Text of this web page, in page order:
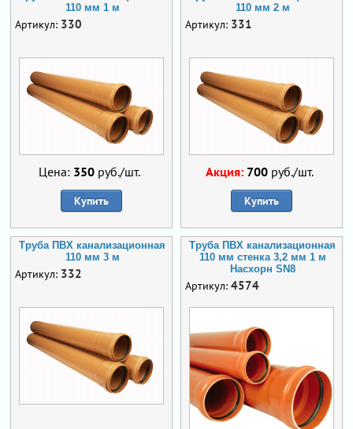
110 мм 1 м
Артикул: 330
Цена: 350 руб./шт.
Купить
110 мм 2 м
Артикул: 331
Акция: 700 руб./шт.
Купить
Труба ПВХ канализационная
110 мм 3 м
Артикул: 332
Труба ПВХ канализационная
110 мм стенка 3,2 мм 1 м
Насхорн SN8
Артикул: 4574